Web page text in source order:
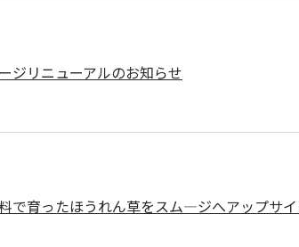
ジリニューアルのお知らせ
で育ったほうれん草をスム―ジへアップサイ